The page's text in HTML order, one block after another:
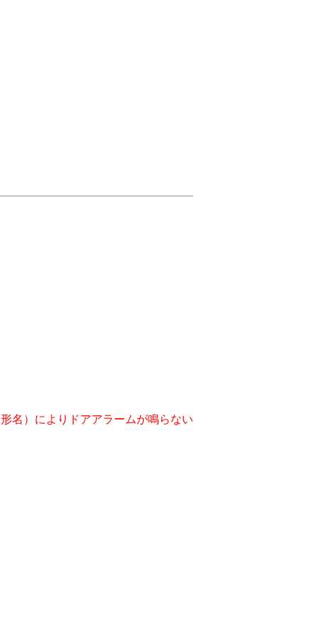
名）によりドアアラームが鳴らない